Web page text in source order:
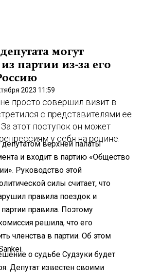
могут
партии из-за его
2023 11:59
просто совершил визит в
с представителями ее
этот поступок он может
у себя на родине.
депутатом верхней палаты
и входит в партию «Общество
Руководство этой
силы считает, что
правила поездок и
правила. Поэтому
решила, что его
членства в партии. Об этом
о судьбе Судзуки будет
Депутат известен своими